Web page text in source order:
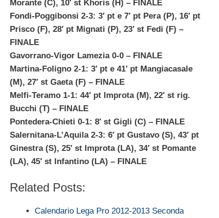
Morante (C), 10′ st Khoris (H) – FINALE
Fondi-Poggibonsi 2-3: 3′ pt e 7′ pt Pera (P), 16′ pt
Prisco (F), 28′ pt Mignati (P), 23′ st Fedi (F) –
FINALE
Gavorrano-Vigor Lamezia 0-0 – FINALE
Martina-Foligno 2-1: 3′ pt e 41′ pt Mangiacasale
(M), 27′ st Gaeta (F) – FINALE
Melfi-Teramo 1-1: 44′ pt Improta (M), 22′ st rig.
Bucchi (T) – FINALE
Pontedera-Chieti 0-1: 8′ st Gigli (C) – FINALE
Salernitana-L’Aquila 2-3: 6′ pt Gustavo (S), 43′ pt
Ginestra (S), 25′ st Improta (LA), 34′ st Pomante
(LA), 45′ st Infantino (LA) – FINALE
Related Posts:
Calendario Lega Pro 2012-2013 Seconda